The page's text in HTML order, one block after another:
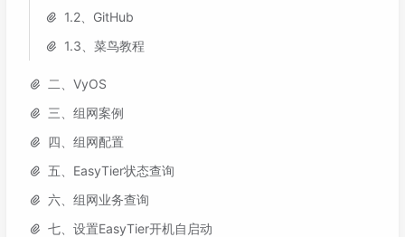
1.2、GitHub
1.3、菜鸟教程
二、VyOS
三、组网案例
四、组网配置
五、EasyTier状态查询
六、组网业务查询
七、设置EasyTier开机自启动